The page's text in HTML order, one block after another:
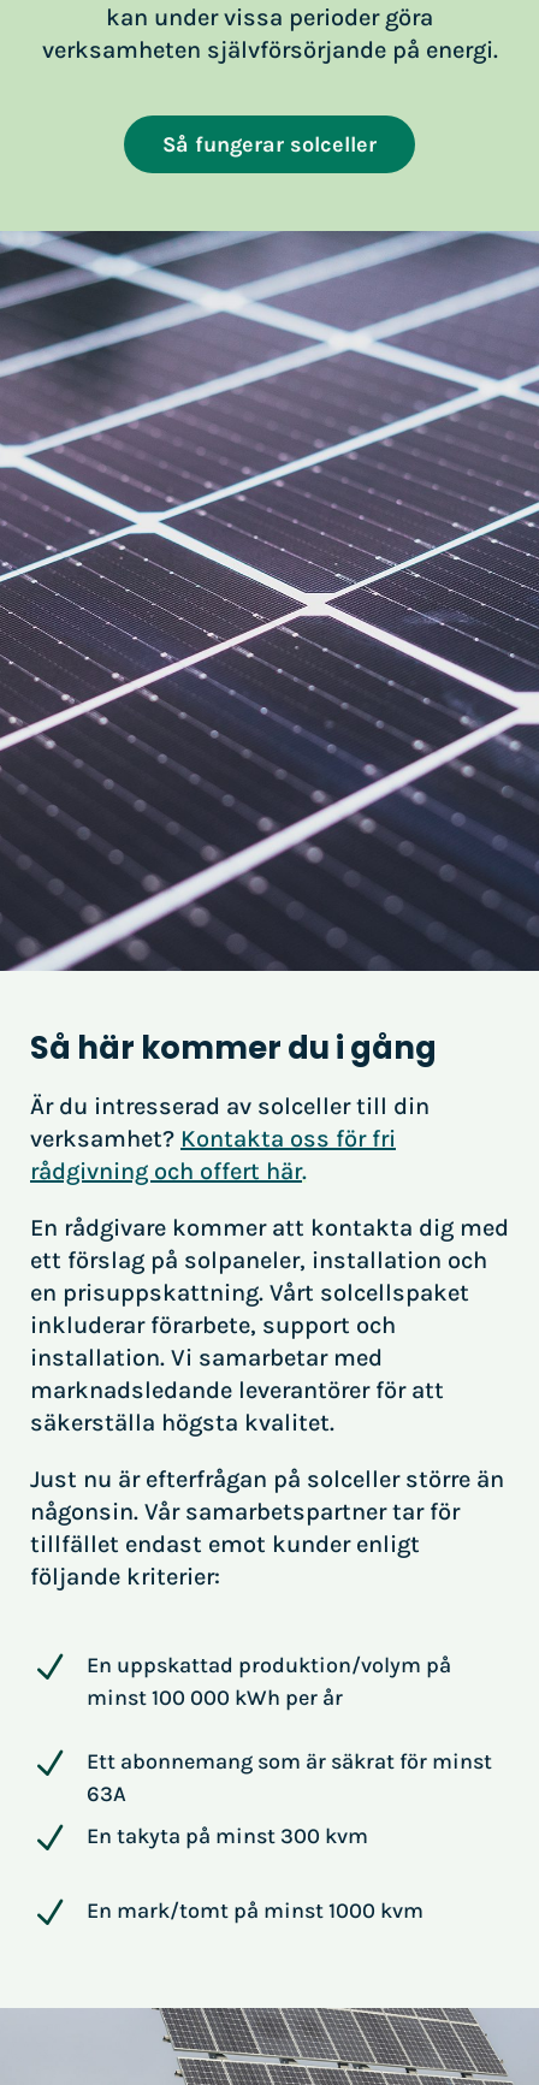
kan under vissa perioder göra
verksamheten självförsörjande på energi.
Så fungerar solceller
Så här kommer du i gång
Är du intresserad av solceller till din
verksamhet? Kontakta oss för fri
rådgivning och offert här.
En rådgivare kommer att kontakta dig med
ett förslag på solpaneler, installation och
en prisuppskattning. Vårt solcellspaket
inkluderar förarbete, support och
installation. Vi samarbetar med
marknadsledande leverantörer för att
säkerställa högsta kvalitet.
Just nu är efterfrågan på solceller större än
någonsin. Vår samarbetspartner tar för
tillfället endast emot kunder enligt
följande kriterier:
N
En uppskattad produktion/volym på
minst 100 000 kWh per år
N
Ett abonnemang som är säkrat för minst
63A
N En takyta på minst 300 kvm
N En mark/tomt på minst 1000 kvm